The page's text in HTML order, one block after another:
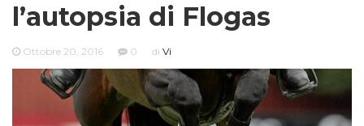
l’autopsia di Flogas
Ottobre 20, 2016 0 di Vi